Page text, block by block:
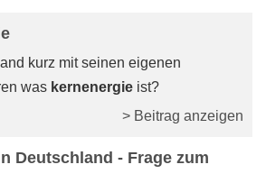
kurz mit seinen eigenen
was kernenergie ist?
> Beitrag anzeigen
Deutschland - Frage zum